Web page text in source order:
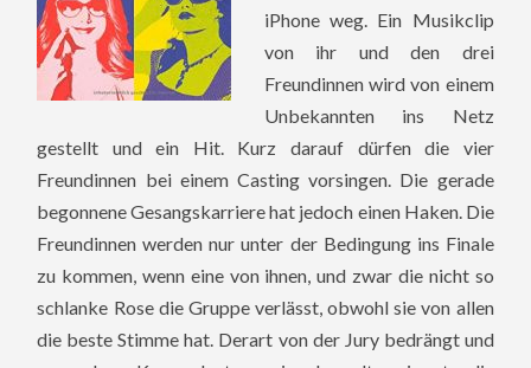
iPhone weg. Ein Musikclip
von ihr und den drei
Freundinnen wird von einem
Unbekannten ins Netz
gestellt und ein Hit. Kurz darauf dürfen die vier
Freundinnen bei einem Casting vorsingen. Die gerade
begonnene Gesangskarriere hat jedoch einen Haken. Die
Freundinnen werden nur unter der Bedingung ins Finale
zu kommen, wenn eine von ihnen, und zwar die nicht so
schlanke Rose die Gruppe verlässt, obwohl sie von allen
die beste Stimme hat. Derart von der Jury bedrängt und